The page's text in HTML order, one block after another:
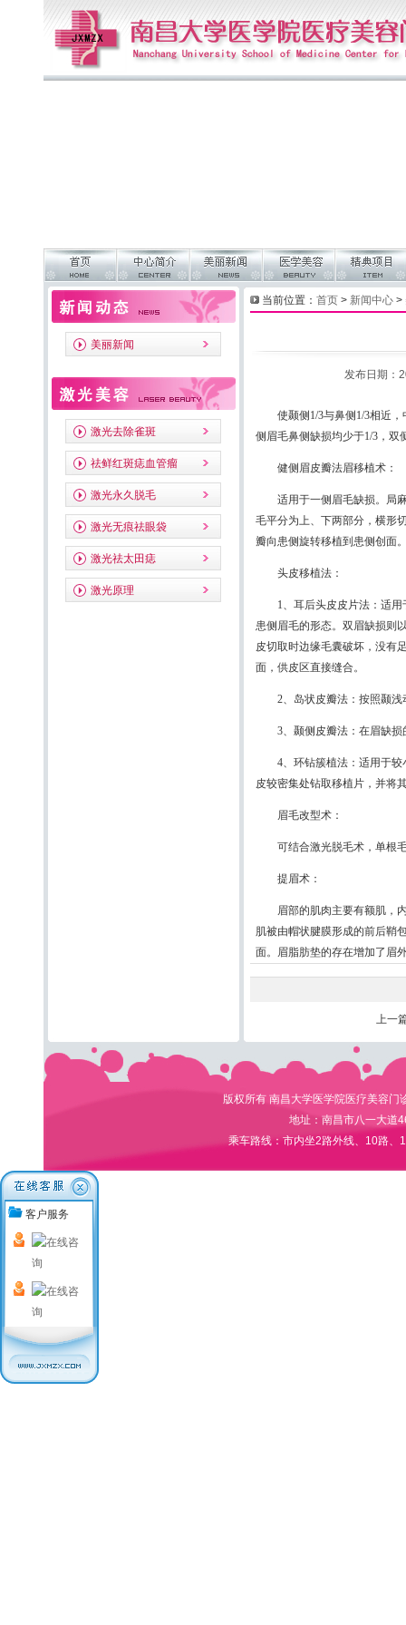
美丽新闻
激光去除雀斑
祛鲜红斑痣血管瘤
激光永久脱毛
激光无痕祛眼袋
激光祛太田痣
激光原理
当前位置： 首页> 新闻中心>
发布日期：
使颞侧1/3与鼻侧1/3相近，
侧眉毛鼻侧缺损均少于1/3，双
健侧眉皮瓣法眉移植术：
适用于一侧眉毛缺损。局麻
毛平分为上、下两部分，横形
瓣向患侧旋转移植到患侧创面
头皮移植法：
1、耳后头皮皮片法：适用
患侧眉毛的形态。双眉缺损则
皮切取时边缘毛囊破坏，没有
面，供皮区直接缝合。
2、岛状皮瓣法：按照颞浅
3、颞侧皮瓣法：在眉缺损
4、环钻簇植法：适用于较
皮较密集处钻取移植片，并将
眉毛改型术：
可结合激光脱毛术，单根毛
提眉术：
眉部的肌肉主要有额肌，内
肌被由帽状腱膜形成的前后鞘
面。眉脂肪垫的存在增加了眉
上一
版权所有 南昌大学医学院医疗美容
地址：南昌市八一大道
乘车路线：市内坐2路外线、10路
客户服务